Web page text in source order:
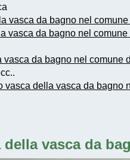
vasca da bagno nel
vasca da bagno nel
da bagno nel comune
vasca della vasca da bagno
vasca da